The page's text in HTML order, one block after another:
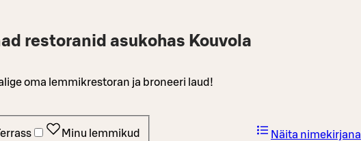
restoranid asukohas Kouvola
oma lemmikrestoran ja broneeri laud!
Minu lemmikud Näita nimekirjana